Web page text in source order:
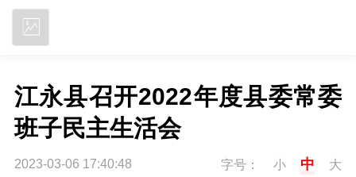
江永县召开2022年度县委常委
班子民主生活会
2023-03-06 17:40:48 字号： 小 中 大